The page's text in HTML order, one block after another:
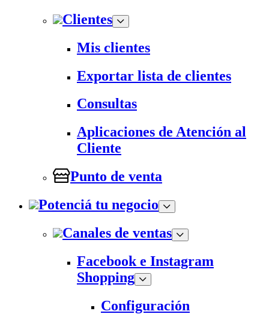
Clientes
Mis clientes
Exportar lista de clientes
Consultas
Aplicaciones de Atención al
Cliente
Punto de venta
Potenciá tu negocio
Canales de ventas
Facebook e Instagram
Shopping
Configuración